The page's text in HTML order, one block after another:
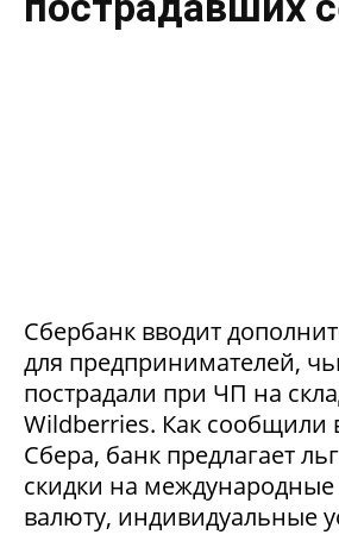
Сбербанк вводит
для предпринимателей,
пострадали при ЧП на
Wildberries. Как сообщили
Сбера, банк предлагает
скидки на
валюту, индивидуальные